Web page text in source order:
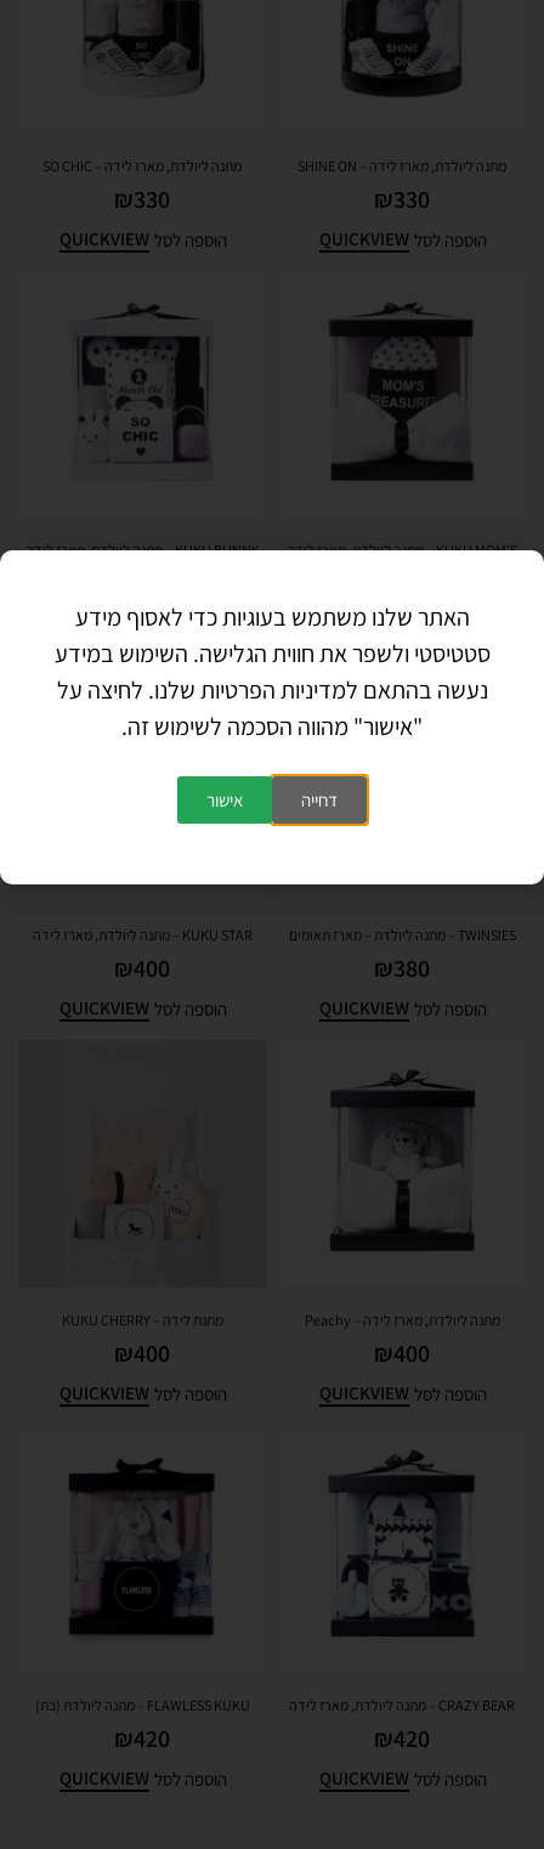
מתנה ליולדת, מארז לידה – SHINE ON
₪330
הוספה לסל QUICKVIEW
מתנה ליולדת, מארז לידה – SO CHIC
₪330
הוספה לסל QUICKVIEW
KUKU MOM'S – מתנה ליולדת, מארז לידה
הוספה לסל QUICKVIEW
KUKU BUNNY – מתנה ליולדת, מארז לידה
הוספה לסל QUICKVIEW
TWINSIES – מתנה ליולדת – מארז תאומים
₪380
הוספה לסל QUICKVIEW
KUKU STAR – מתנה ליולדת, מארז לידה
₪400
הוספה לסל QUICKVIEW
מתנה ליולדת, מארז לידה – Peachy
₪400
הוספה לסל QUICKVIEW
מתנת לידה – KUKU CHERRY
₪400
הוספה לסל QUICKVIEW
CRAZY BEAR – מתנה ליולדת, מארז לידה
₪420
הוספה לסל QUICKVIEW
FLAWLESS KUKU – מתנה ליולדת (בת)
₪420
הוספה לסל QUICKVIEW
האתר שלנו משתמש בעוגיות כדי לאסוף מידע
סטטיסטי ולשפר את חווית הגלישה. השימוש במידע
נעשה בהתאם למדיניות הפרטיות שלנו. לחיצה על
"אישור" מהווה הסכמה לשימוש זה.
דחייה אישור